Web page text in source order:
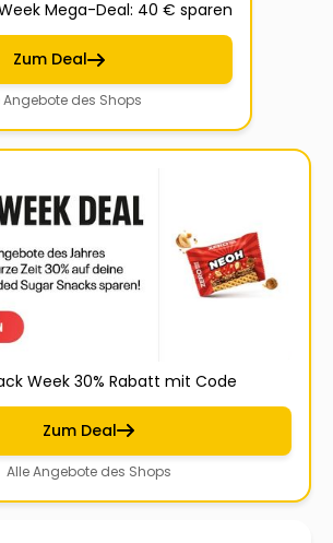
Mega-Deal: 40 € sparen
Zum Deal
Angebote des Shops
Week 30% Rabatt mit Code
Zum Deal
Alle Angebote des Shops